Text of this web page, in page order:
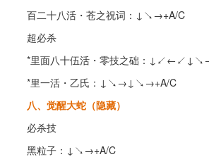
百二十八活・苍之祝词：↓↘→+A/C
超必杀
*里面八十伍活・零技之础：
*里一活・乙氏：↓↘→↓↘→+A/C
八、觉醒大蛇（隐藏）
必杀技
黑粒子：↓↘→+A/C